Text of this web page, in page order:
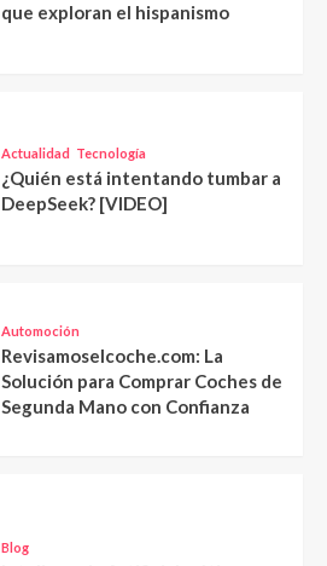
que exploran el hispanismo
Actualidad Tecnología
¿Quién está intentando tumbar a
DeepSeek? [VIDEO]
Automoción
Revisamoselcoche.com: La
Solución para Comprar Coches de
Segunda Mano con Confianza
Blog